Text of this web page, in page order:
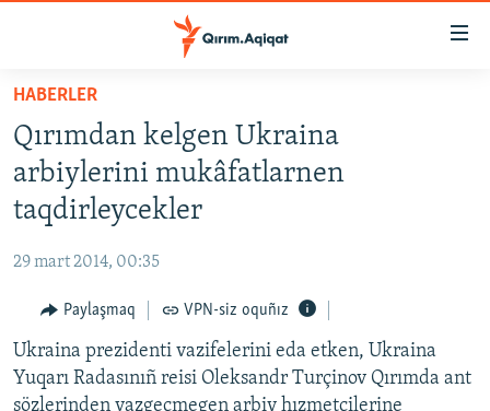
Esas
qaytmaq
Baş
navigatsiyağa
qaytmaq
Qıdıruvğa
HABERLER
SİYASET
İQTİSADİYAT
MEDENİYET
İNSAN AQLARI
VİDEO
SÜRET
HABERLER
Qırımdan kelgen Ukraina
arbiylerini mukâfatlarnen
taqdirleycekler
29 mart 2014, 00:35
Paylaşmaq VPN-siz oquñız
Ukraina prezidenti vazifelerini eda etken, Ukraina
Yuqarı Radasınıñ reisi Oleksandr Turçinov Qırımda ant
sözlerinden vazgeçmegen arbiy hızmetçilerine